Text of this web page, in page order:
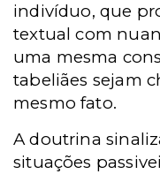
indivíduo, que
textual com
uma mesma
tabeliães sejam
mesmo fato.
A doutrina
situações